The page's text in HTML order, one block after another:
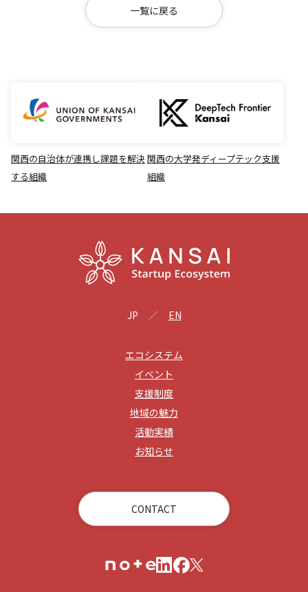
一覧に戻る
関西の自治体が連携し課題を解決
する組織
関西の大学発ディープテック支援
組織
JP EN
エコシステム
イベント
支援制度
地域の魅力
活動実績
お知らせ
CONTACT